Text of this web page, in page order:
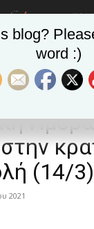
Ανακοινώσεις -
- Δελτία τύπου
για
(14/3)
2021
blog?
word :)